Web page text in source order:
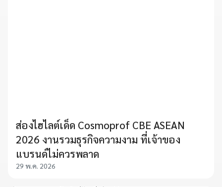
ส่องไฮไลต์เด็ด Cosmoprof CBE ASEAN
2026 งานรวมธุรกิจความงาม ที่เจ้าของ
แบรนด์ไม่ควรพลาด
29 พ.ค. 2026